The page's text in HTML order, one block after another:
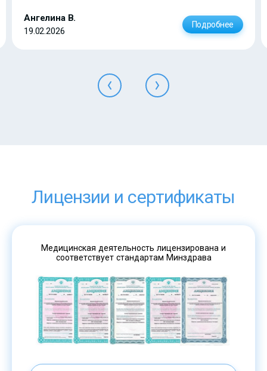
Ангелина В.
19.02.2026
Подробнее
Лицензии и сертификаты
Медицинская деятельность лицензирована и
соответствует стандартам Минздрава